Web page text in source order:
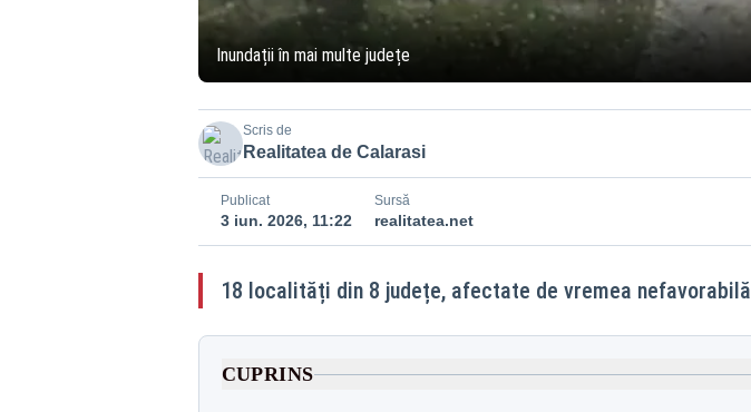
Inundații în mai multe județe
Scris de
Realitatea de Calarasi
Publicat
3 iun. 2026, 11:22
Sursă
realitatea.net
18 localități din 8 județe, afectate de vremea nefavorabilă
CUPRINS